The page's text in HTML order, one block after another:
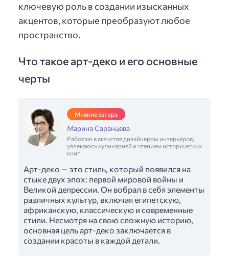
ключевую роль в создании изысканных
акцентов, которые преобразуют любое
пространство.
Что такое арт-деко и его основные
черты
Мнение автора
Марина Саранцева
Работаю в агенстве дизайнером интерьеров,
увлекаюсь кулинарией и чтением исторических
книг
Арт-деко — это стиль, который появился на
стыке двух эпох: первой мировой войны и
Великой депрессии. Он вобрал в себя элементы
различных культур, включая египетскую,
африканскую, классическую и современные
стили. Несмотря на свою сложную историю,
основная цель арт-деко заключается в
создании красоты в каждой детали.